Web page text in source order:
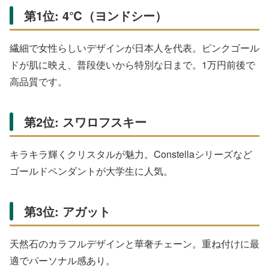
可愛らしいハートモチーフがガーリーな魅力を放つネック
ンが女子大学生向き。Amazonや楽天で入手可能で、ピン
クゴールドが華やかさをプラス。レビューで「子どもっぽ
すぎずおしゃれ」と好評です。ケイトスペード好きの彼女
レス